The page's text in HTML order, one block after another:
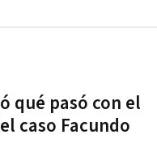
qué pasó con el
caso Facundo